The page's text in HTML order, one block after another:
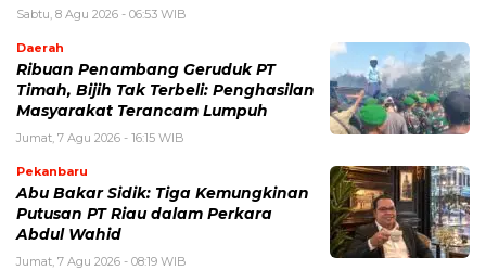
Sabtu, 8 Agu 2026 - 06:53 WIB
Daerah
Ribuan Penambang Geruduk PT
Timah, Bijih Tak Terbeli: Penghasilan
Masyarakat Terancam Lumpuh
Jumat, 7 Agu 2026 - 16:15 WIB
Pekanbaru
Abu Bakar Sidik: Tiga Kemungkinan
Putusan PT Riau dalam Perkara
Abdul Wahid
Jumat, 7 Agu 2026 - 08:19 WIB